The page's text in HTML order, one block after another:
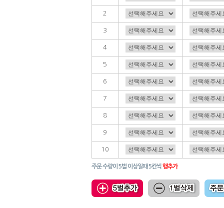
2
3
4
5
6
7
8
9
10
주문 수량이 5벌 이상일때 5칸씩행추가